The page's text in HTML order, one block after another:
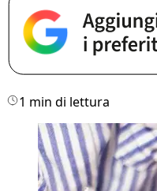
1 min di lettura